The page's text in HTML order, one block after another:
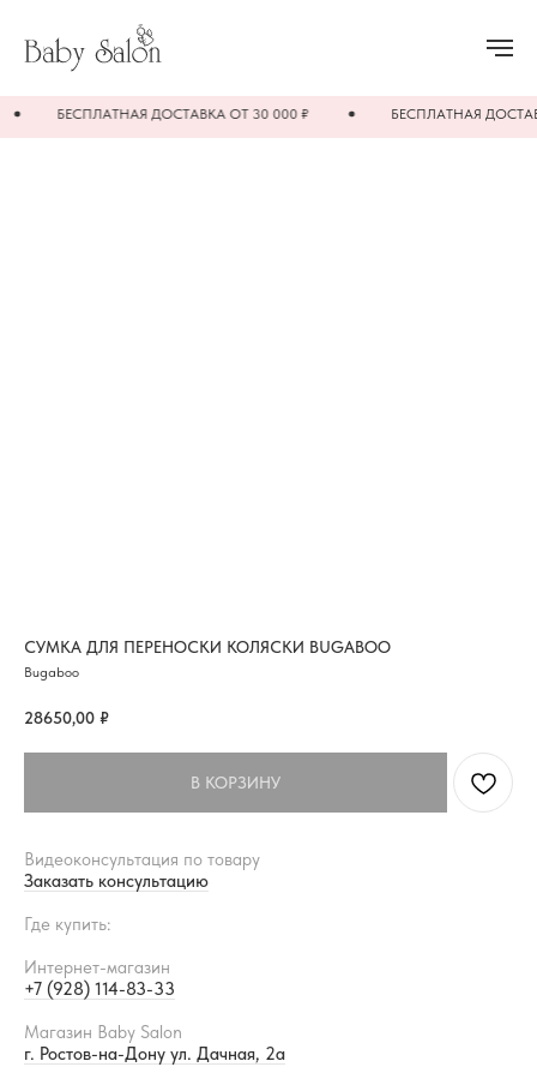
БЕСПЛАТНАЯ ДОСТАВКА ОТ 30 000 ₽ БЕСПЛАТНАЯ
СУМКА ДЛЯ ПЕРЕНОСКИ КОЛЯСКИ BUGABOO
Bugaboo
28650,00 ₽
В КОРЗИНУ
Видеоконсультация по товару
Заказать консультацию
Где купить:
Интернет-магазин
+7 (928) 114-83-33
Магазин Baby Salon
г. Ростов-на-Дону ул. Дачная, 2а